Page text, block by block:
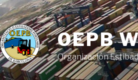
Saltar
al
contenido
OEPB
Organización